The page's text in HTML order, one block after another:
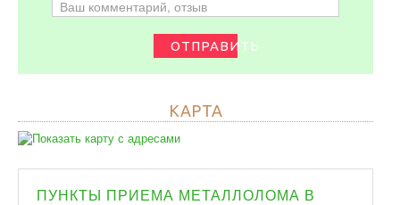
ОТПРАВИТЬ
КАРТА
ПУНКТЫ ПРИЕМА МЕТАЛЛОЛОМА В